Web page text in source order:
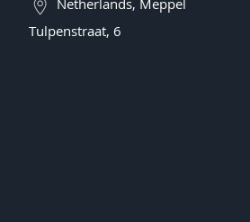
Netherlands, Meppel
Tulpenstraat, 6